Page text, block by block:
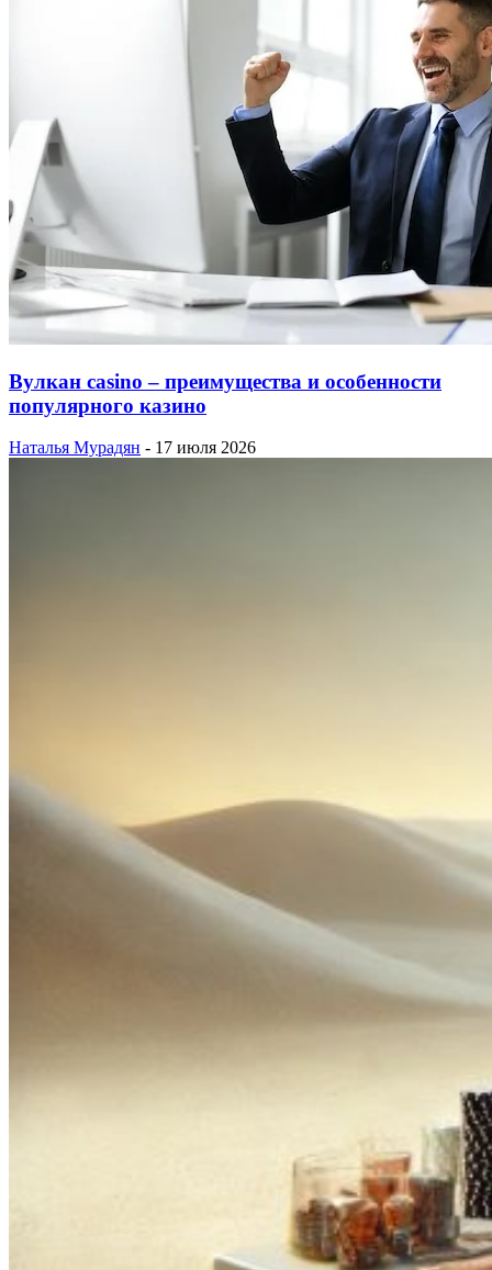
Вулкан casino – преимущества и особенности
популярного казино
Наталья Мурадян - 17 июля 2026